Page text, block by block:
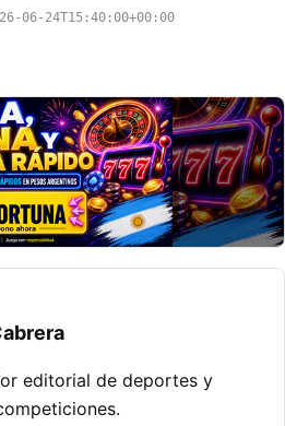
06-24T15:40:00+00:00
editorial de deportes y